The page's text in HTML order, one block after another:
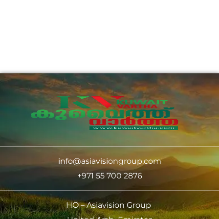
info@asiavisiongroup.com
+971 55 700 2876
HO – Asiavision Group